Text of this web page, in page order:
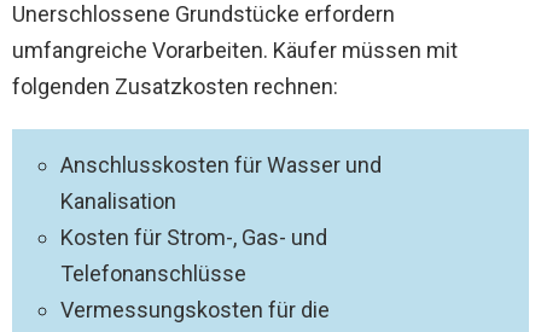
Unerschlossene Grundstücke erfordern
umfangreiche Vorarbeiten. Käufer müssen mit
folgenden Zusatzkosten rechnen:
Anschlusskosten für Wasser und
Kanalisation
Kosten für Strom-, Gas- und
Telefonanschlüsse
Vermessungskosten für die